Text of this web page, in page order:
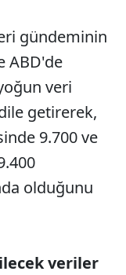
gündeminin
ABD'de
veri
getirerek,
9.700 ve
olduğunu
veriler